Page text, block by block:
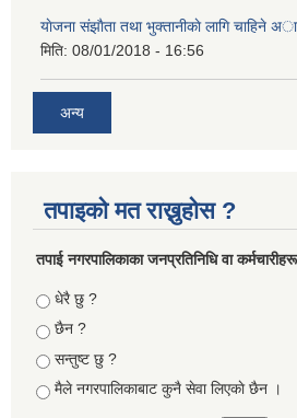
याेजना संझाैता तथा भुक्तानीकाे लागि चाहिने
मिति: 08/01/2018 - 16:56
अन्य
तपाइको मत राख्नुहोस ?
तपा‌ई नगरपालिकाका जनप्रतिनिधि वा
Choices
धेरै छु ?
छैन ?
सन्तुष्ट छु ?
मैले नगरपालिकाबाट कुनै सेवा लिएकाे छैन ।